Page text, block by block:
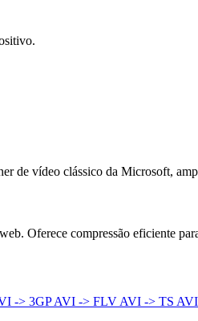
de vídeo clássico da Microsoft,
Oferece compressão eficiente
-> 3GPAVI -> FLV AVI -> TS